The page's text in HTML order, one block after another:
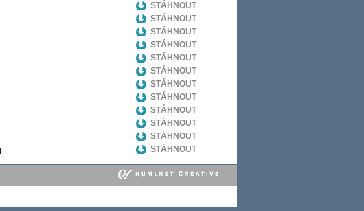
STÁHNOUT
STÁHNOUT
STÁHNOUT
STÁHNOUT
STÁHNOUT
STÁHNOUT
STÁHNOUT
STÁHNOUT
STÁHNOUT
STÁHNOUT
STÁHNOUT
STÁHNOUT